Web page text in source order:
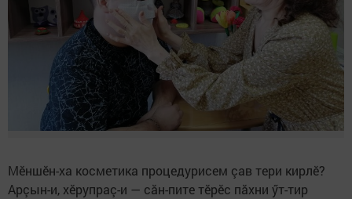
Мӗншӗн-ха косметика процедурисем çав тери кирлӗ?
Арçын-и, хӗрупраç-и — сăн-пите тӗрӗс пăхни ӳт-тир